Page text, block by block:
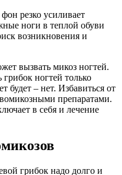
резко усиливает
ноги в теплой обуви
возникновения и
вызвать микоз ногтей.
ногтей только
будет – нет. Избавиться от
препаратами.
в себя и лечение
грибок надо долго и